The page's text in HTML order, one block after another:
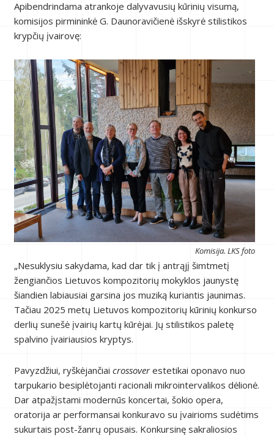
Apibendrindama atrankoje dalyvavusių kūrinių visumą,
komisijos pirmininkė G. Daunoravičienė išskyrė stilistikos
krypčių įvairovę:
Komisija. LKS foto
„Nesuklysiu sakydama, kad dar tik į antrąjį šimtmetį
žengiančios Lietuvos kompozitorių mokyklos jaunystę
šiandien labiausiai garsina jos muziką kuriantis jaunimas.
Tačiau 2025 metų Lietuvos kompozitorių kūrinių konkurso
derlių sunešė įvairių kartų kūrėjai. Jų stilistikos paletę
spalvino įvairiausios kryptys.
Pavyzdžiui, ryškėjančiai crossoverestetikai oponavo nuo
tarpukario besiplėtojanti racionali mikrointervalikos dėlionė.
Dar atpažįstami modernūs koncertai, šokio opera,
oratorija ar performansai konkuravo su įvairioms sudėtims
sukurtais post-žanrų opusais. Konkursinę sakraliosios